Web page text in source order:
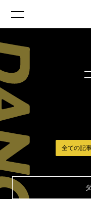
全ての記